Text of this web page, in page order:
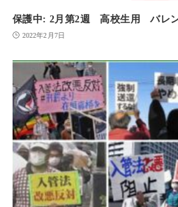
保護中: 2月第2週 高校生用 バレ
2022年2月7日